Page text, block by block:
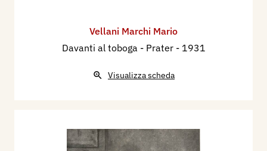
Vellani Marchi Mario
Davanti al toboga - Prater - 1931
Visualizza scheda